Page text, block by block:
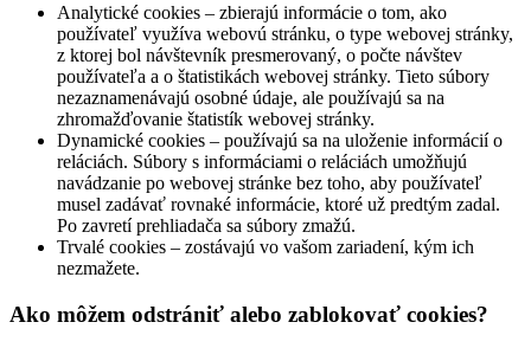
Analytické cookies – zbierajú informácie o tom, ako
používateľ využíva webovú stránku, o type webovej stránky,
z ktorej bol návštevník presmerovaný, o počte návštev
používateľa a o štatistikách webovej stránky. Tieto súbory
nezaznamenávajú osobné údaje, ale používajú sa na
zhromažďovanie štatistík webovej stránky.
Dynamické cookies – používajú sa na uloženie informácií o
reláciách. Súbory s informáciami o reláciách umožňujú
navádzanie po webovej stránke bez toho, aby používateľ
musel zadávať rovnaké informácie, ktoré už predtým zadal.
Po zavretí prehliadača sa súbory zmažú.
Trvalé cookies – zostávajú vo vašom zariadení, kým ich
nezmažete.
Ako môžem odstrániť alebo zablokovať cookies?